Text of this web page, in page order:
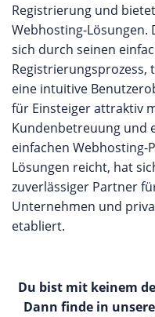
Registrierung und
Webhosting-Lösungen.
sich durch seinen
eine intuitive
für Einsteiger attraktiv
Kundenbetreuung und
einfachen Webhosting-
Lösungen reicht, hat
zuverlässiger Partner
Unternehmen und
etabliert.
Du bist mit keinem
Dann finde in